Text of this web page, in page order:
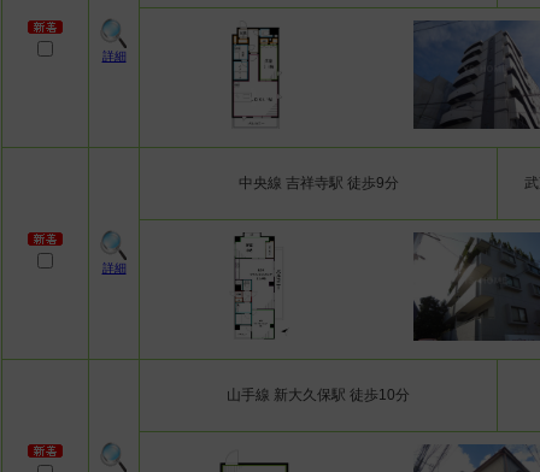
詳細
詳細
中央線 吉祥寺駅 徒歩9分
山手線 新大久保駅 徒歩10分